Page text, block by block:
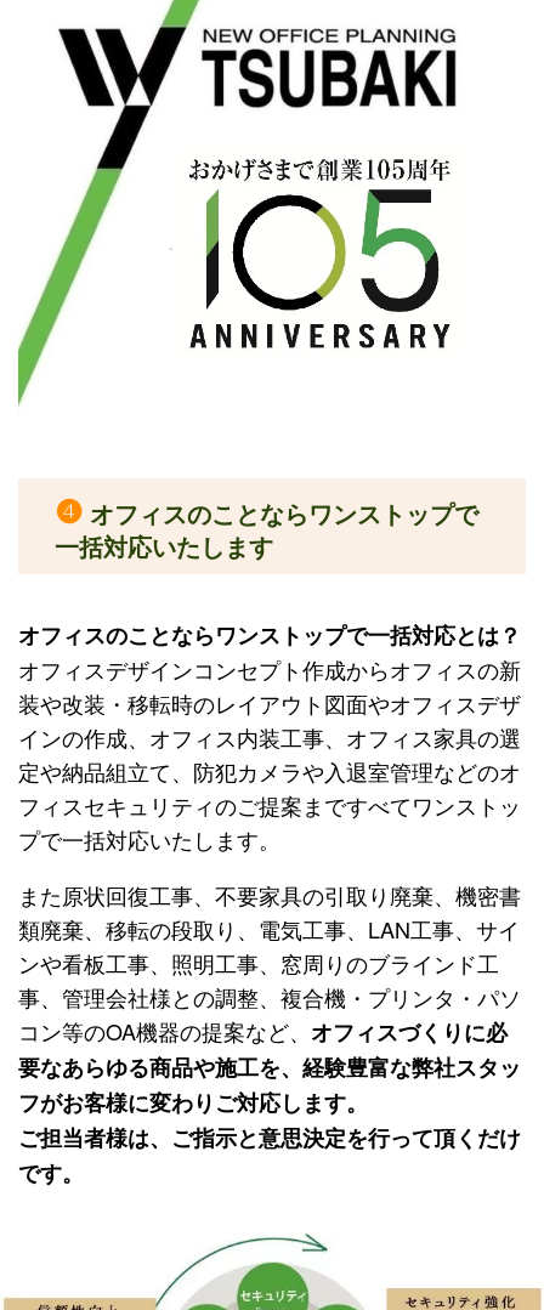
❹ オフィスのことならワンストップで
一括対応いたします
オフィスのことならワンストップで一括対応とは？
オフィスデザインコンセプト作成からオフィスの新
装や改装・移転時のレイアウト図面やオフィスデザ
インの作成、オフィス内装工事、オフィス家具の選
定や納品組立て、防犯カメラや入退室管理などのオ
フィスセキュリティのご提案まですべてワンストッ
プで一括対応いたします。
また原状回復工事、不要家具の引取り廃棄、機密書
類廃棄、移転の段取り、電気工事、LAN工事、サイ
ンや看板工事、照明工事、窓周りのブラインド工
事、管理会社様との調整、複合機・プリンタ・パソ
コン等のOA機器の提案など、 オフィスづくりに必
要なあらゆる商品や施工を、経験豊富な弊社スタッ
フがお客様に変わりご対応します。
ご担当者様は、ご指示と意思決定を行って頂くだけ
です。